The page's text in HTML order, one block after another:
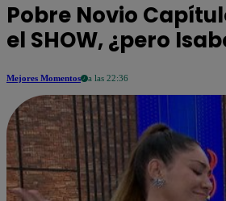
Pobre Novio
el SHOW, ¿pero
Mejores Momentos a las 22:36